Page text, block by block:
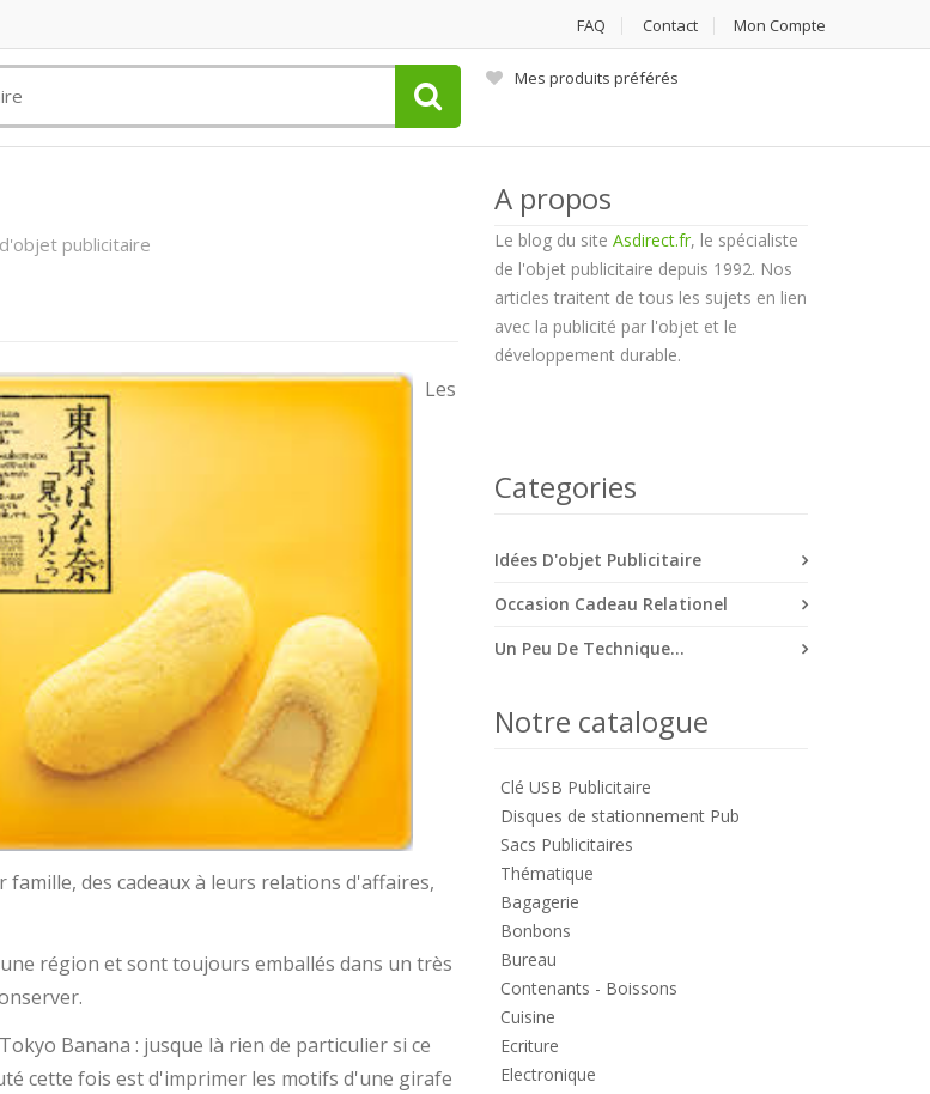
FAQ Contact Mon Compte
Mes produits préférés
publicitaire
Les
des cadeaux à leurs relations d'affaires,
région et sont toujours emballés dans un très
Banana : jusque là rien de particulier si ce
cette fois est d'imprimer les motifs d'une girafe
A propos
Le blog du site Asdirect.fr, le spécialiste
de l'objet publicitaire depuis 1992. Nos
articles traitent de tous les sujets en lien
avec la publicité par l'objet et le
développement durable.
Categories
Idées D'objet Publicitaire
Occasion Cadeau Relationel
Un Peu De Technique...
Notre catalogue
Clé USB Publicitaire
Disques de stationnement Pub
Sacs Publicitaires
Thématique
Bagagerie
Bonbons
Bureau
Contenants - Boissons
Cuisine
Ecriture
Electronique